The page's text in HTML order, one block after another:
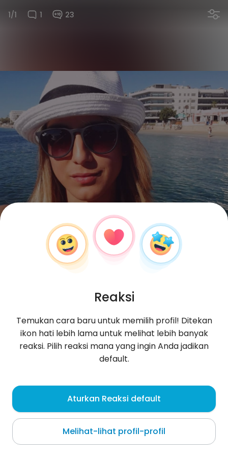
1/1 1 23
Julia
Nice
Reaksi
Temukan cara baru untuk memilih profil! Ditekan
ikon hati lebih lama untuk melihat lebih banyak
reaksi. Pilih reaksi mana yang ingin Anda jadikan
default.
Aturkan Reaksi default
Melihat-lihat profil-profil